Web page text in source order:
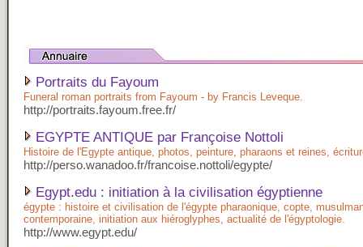
Portraits du Fayoum
Funeral roman portraits from Fayoum - by Francis Leveque.
http://portraits.fayoum.free.fr/
EGYPTE ANTIQUE par Françoise Nottoli
Histoire de l'Egypte antique, photos, peinture, pharaons et reines,
http://perso.wanadoo.fr/francoise.nottoli/egypte/
Egypt.edu : initiation à la civilisation égyptienne
égypte : histoire et civilisation de l'égypte pharaonique, copte,
contemporaine, initiation aux hiéroglyphes, actualité de l'égyptologie.
http://www.egypt.edu/